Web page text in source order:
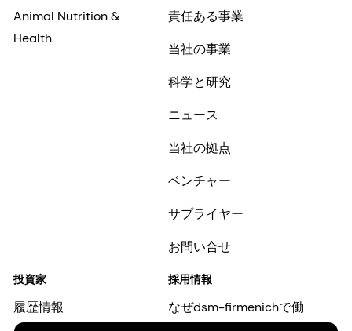
Animal Nutrition &
Health
責任ある事業
当社の事業
科学と研究
ニュース
当社の拠点
ベンチャー
サプライヤー
お問い合せ
投資家
履歴情報
採用情報
なぜdsm-firmenichで働